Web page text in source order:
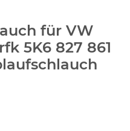
für VW
5K6 827 861